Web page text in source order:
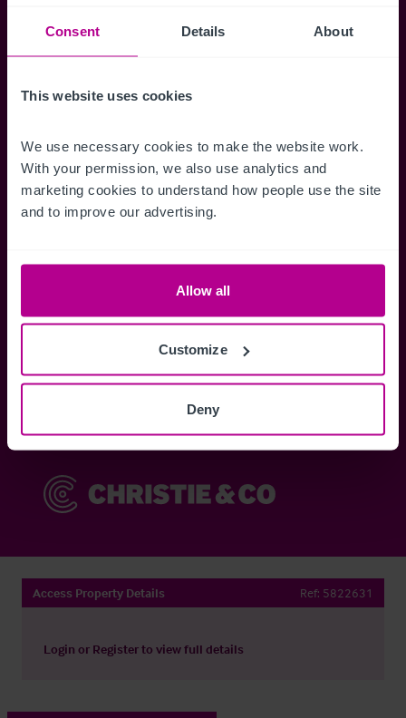
Consent Details About
This website uses cookies
We use necessary cookies to make the website work.
With your permission, we also use analytics and
marketing cookies to understand how people use the site
and to improve our advertising.
Allow all
Customize
Deny
Benachrichtigungen für neuen Objekten zu
erhalten.
Zugriff auf alle
Informationen
Erhalten Sie Zugriff auf alle
Mitglieder.
Speichern
und einfach
Anmelden
Access Property Details Ref: 5822631
Login or Registerto view full details